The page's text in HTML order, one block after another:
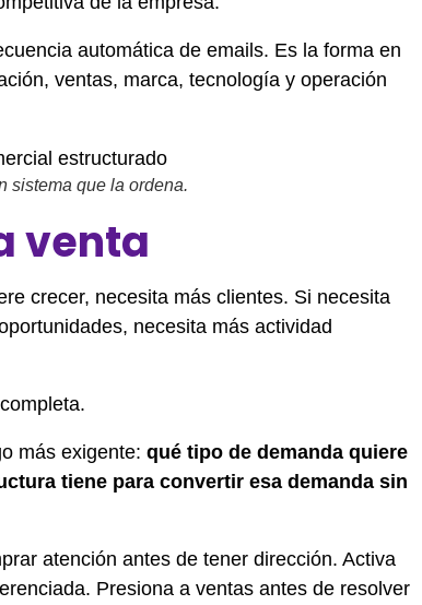
automática de emails. Es la forma en
ventas, marca, tecnología y operación
sistema que la ordena.
venta
crecer, necesita más clientes. Si necesita
necesita más actividad
más exigente: qué tipo de demanda quiere
tiene para convertir esa demanda sin
atención antes de tener dirección. Activa
Presiona a ventas antes de resolver